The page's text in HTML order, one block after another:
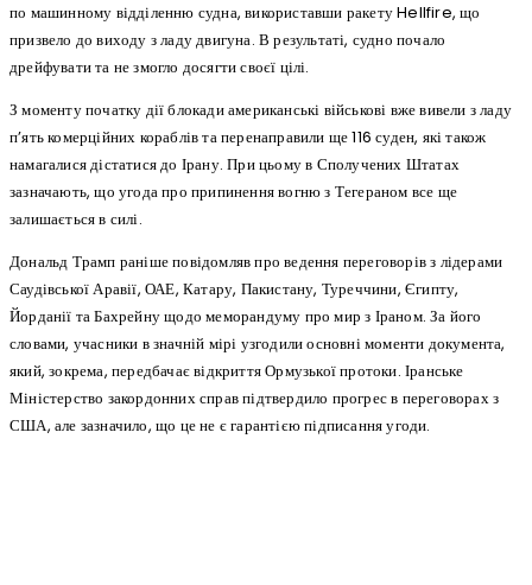
по машинному відділенню судна, використавши ракету Hellfire, що
призвело до виходу з ладу двигуна. В результаті, судно почало
дрейфувати та не змогло досягти своєї цілі.
З моменту початку дії блокади американські військові вже вивели з ладу
п’ять комерційних кораблів та перенаправили ще 116 суден, які також
намагалися дістатися до Ірану. При цьому в Сполучених Штатах
зазначають, що угода про припинення вогню з Тегераном все ще
залишається в силі.
Дональд Трамп раніше повідомляв про ведення переговорів з лідерами
Саудівської Аравії, ОАЕ, Катару, Пакистану, Туреччини, Єгипту,
Йорданії та Бахрейну щодо меморандуму про мир з Іраном. За його
словами, учасники в значній мірі узгодили основні моменти документа,
який, зокрема, передбачає відкриття Ормузької протоки. Іранське
Міністерство закордонних справ підтвердило прогрес в переговорах з
США, але зазначило, що це не є гарантією підписання угоди.